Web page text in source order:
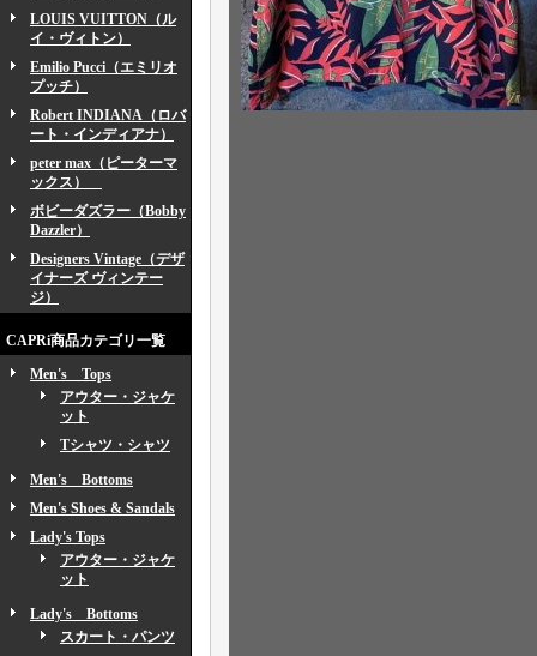
LOUIS VUITTON（ル
イ・ヴィトン）
Emilio Pucci（エミリオ
プッチ）
Robert INDIANA（ロバ
ート・インディアナ）
peter max（ピーターマ
ックス）
ボビーダズラー（Bobby
Dazzler）
Designers Vintage（デザ
イナーズ ヴィンテー
ジ）
CAPRi商品カテゴリ一覧
Men's Tops
アウター・ジャケ
ット
Tシャツ・シャツ
Men's Bottoms
Men's Shoes & Sandals
Lady's Tops
アウター・ジャケ
ット
Lady's Bottoms
スカート・パンツ